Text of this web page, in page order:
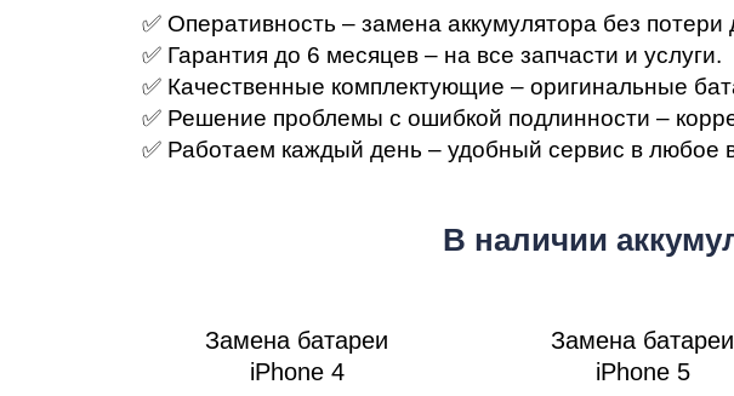
✅ Оперативность – замена аккумулятора без
✅ Гарантия до 6 месяцев – на все запчасти и услуги.
✅ Качественные комплектующие – оригинальные
✅ Решение проблемы с ошибкой подлинности –
✅ Работаем каждый день – удобный сервис в любое
В наличии
Замена батареи
iPhone 4
Замена батареи
iPhone 5